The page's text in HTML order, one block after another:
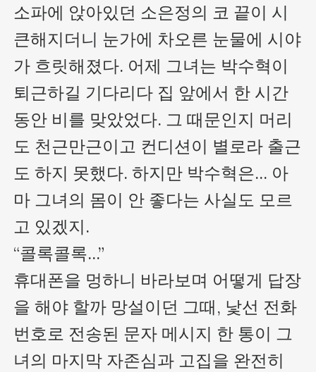
소파에 앉아있던 소은정의 코 끝이 시
큰해지더니 눈가에 차오른 눈물에 시야
가 흐릿해졌다. 어제 그녀는 박수혁이
퇴근하길 기다리다 집 앞에서 한 시간
동안 비를 맞았었다. 그 때문인지 머리
도 천근만근이고 컨디션이 별로라 출근
도 하지 못했다. 하지만 박수혁은... 아
마 그녀의 몸이 안 좋다는 사실도 모르
고 있겠지.
“콜록콜록...”
휴대폰을 멍하니 바라보며 어떻게 답장
을 해야 할까 망설이던 그때, 낯선 전화
번호로 전송된 문자 메시지 한 통이 그
녀의 마지막 자존심과 고집을 완전히